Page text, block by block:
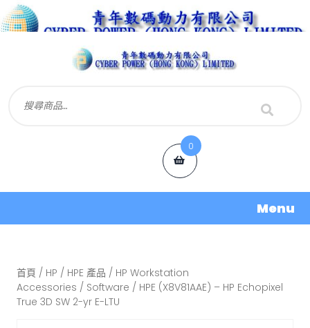
0
Menu
首頁 / HP / HPE 產品 / HP Workstation
Accessories / Software / HPE (X8V81AAE) – HP Echopixel
True 3D SW 2-yr E-LTU